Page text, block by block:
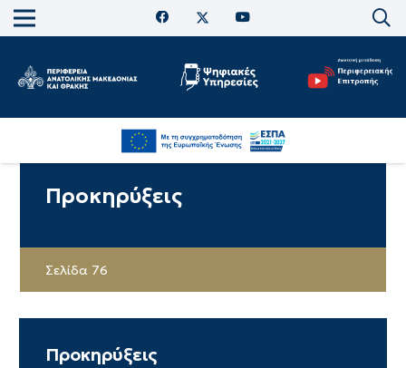
Προκηρύξεις
Σελίδα 76
Προκηρύξεις